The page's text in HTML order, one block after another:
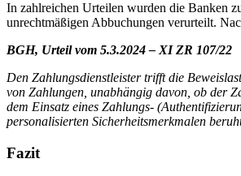
In zahlreichen Urteilen wurden die Banken
unrechtmäßigen Abbuchungen verurteilt.
BGH, Urteil vom 5.3.2024 – XI ZR 107/22
Den Zahlungsdienstleister trifft die
von Zahlungen, unabhängig davon, ob der
dem Einsatz eines Zahlungs-
personalisierten Sicherheitsmerkmalen
Fazit